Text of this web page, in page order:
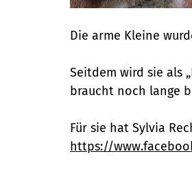
Die arme Kleine
Seitdem wird sie als
braucht noch lange
Für sie hat Sylvia
https://